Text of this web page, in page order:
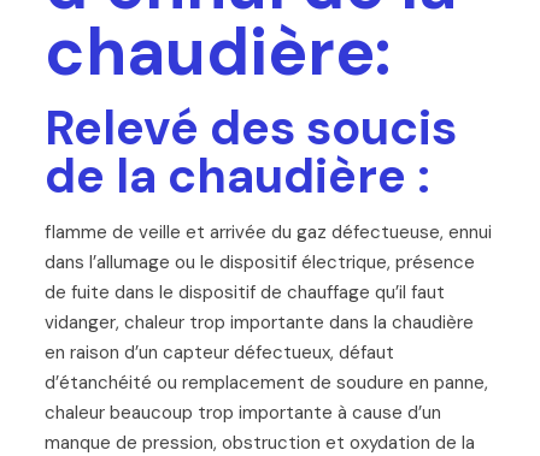
chaudière:
Relevé des soucis
de la chaudière :
flamme de veille et arrivée du gaz défectueuse, ennui
dans l’allumage ou le dispositif électrique, présence
de fuite dans le dispositif de chauffage qu’il faut
vidanger, chaleur trop importante dans la chaudière
en raison d’un capteur défectueux, défaut
d’étanchéité ou remplacement de soudure en panne,
chaleur beaucoup trop importante à cause d’un
manque de pression, obstruction et oxydation de la